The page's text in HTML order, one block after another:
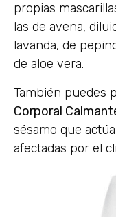
propias
las de avena,
lavanda, de
de aloe vera.
También puedes
Corporal
sésamo que
afectadas por el